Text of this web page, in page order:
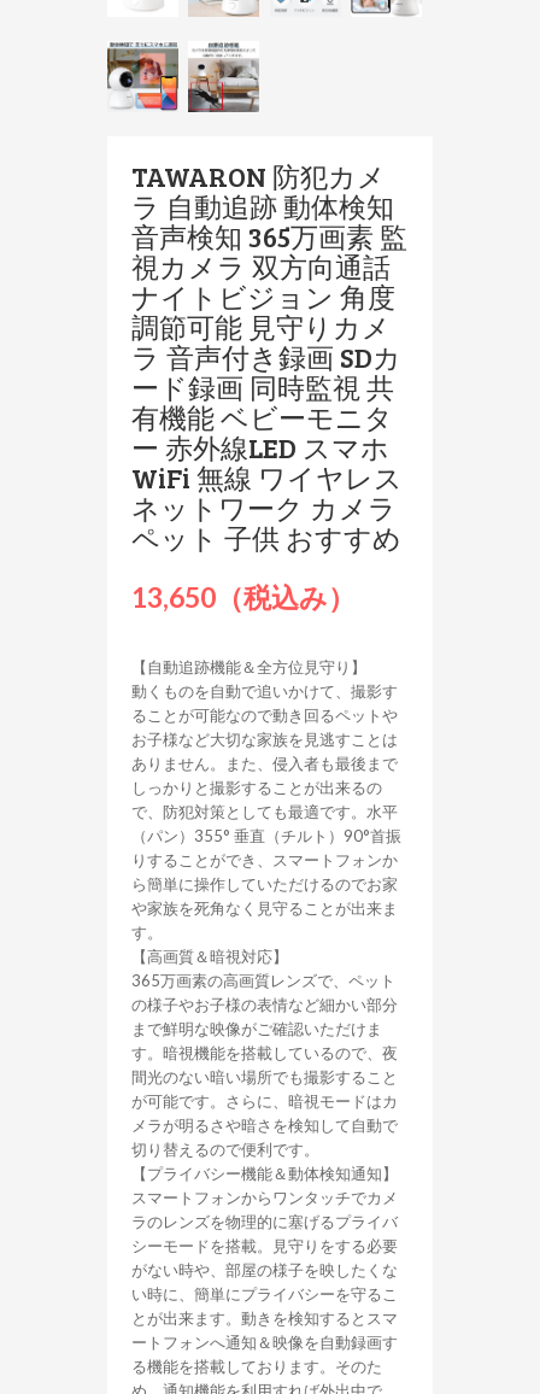
TAWARON 防犯カメ
ラ 自動追跡 動体検知
音声検知 365万画素 監
視カメラ 双方向通話
ナイトビジョン 角度
調節可能 見守りカメ
ラ 音声付き録画 SDカ
ード録画 同時監視 共
有機能 ベビーモニタ
ー 赤外線LED スマホ
WiFi 無線 ワイヤレス
ネットワーク カメラ
ペット 子供 おすすめ
13,650（税込み）
【自動追跡機能＆全方位見守り】
動くものを自動で追いかけて、撮影す
ることが可能なので動き回るペットや
お子様など大切な家族を見逃すことは
ありません。また、侵入者も最後まで
しっかりと撮影することが出来るの
で、防犯対策としても最適です。水平
（パン）355° 垂直（チルト）90°首振
りすることができ、スマートフォンか
ら簡単に操作していただけるのでお家
や家族を死角なく見守ることが出来ま
す。
【高画質＆暗視対応】
365万画素の高画質レンズで、ペット
の様子やお子様の表情など細かい部分
まで鮮明な映像がご確認いただけま
す。暗視機能を搭載しているので、夜
間光のない暗い場所でも撮影すること
が可能です。さらに、暗視モードはカ
メラが明るさや暗さを検知して自動で
切り替えるので便利です。
【プライバシー機能＆動体検知通知】
スマートフォンからワンタッチでカメ
ラのレンズを物理的に塞げるプライバ
シーモードを搭載。見守りをする必要
がない時や、部屋の様子を映したくな
い時に、簡単にプライバシーを守るこ
とが出来ます。動きを検知するとスマ
ートフォンへ通知＆映像を自動録画す
る機能を搭載しております。そのた